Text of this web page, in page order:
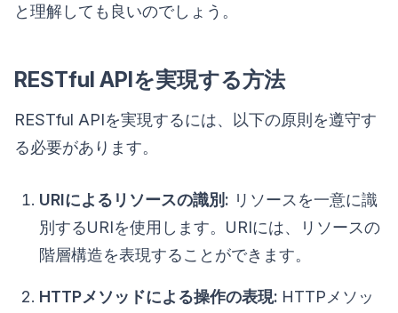
と理解しても良いのでしょう。
RESTful APIを実現する方法
RESTful APIを実現するには、以下の原則を遵守す
る必要があります。
URIによるリソースの識別: リソースを一意に識
別するURIを使用します。URIには、リソースの
階層構造を表現することができます。
HTTPメソッドによる操作の表現: HTTPメソッ